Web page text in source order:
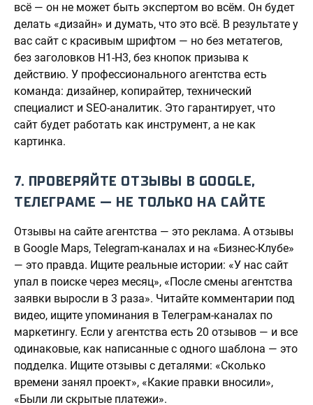
всё — он не может быть экспертом во всём. Он будет
делать «дизайн» и думать, что это всё. В результате у
вас сайт с красивым шрифтом — но без метатегов,
без заголовков H1-H3, без кнопок призыва к
действию. У профессионального агентства есть
команда: дизайнер, копирайтер, технический
специалист и SEO-аналитик. Это гарантирует, что
сайт будет работать как инструмент, а не как
картинка.
7. ПРОВЕРЯЙТЕ ОТЗЫВЫ В GOOGLE,
ТЕЛЕГРАМЕ — НЕ ТОЛЬКО НА САЙТЕ
Отзывы на сайте агентства — это реклама. А отзывы
в Google Maps, Telegram-каналах и на «Бизнес-Клубе»
— это правда. Ищите реальные истории: «У нас сайт
упал в поиске через месяц», «После смены агентства
заявки выросли в 3 раза». Читайте комментарии под
видео, ищите упоминания в Телеграм-каналах по
маркетингу. Если у агентства есть 20 отзывов — и все
одинаковые, как написанные с одного шаблона — это
подделка. Ищите отзывы с деталями: «Сколько
времени занял проект», «Какие правки вносили»,
«Были ли скрытые платежи».